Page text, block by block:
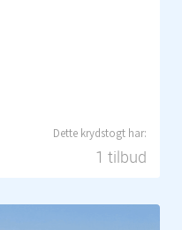
1 tilbud